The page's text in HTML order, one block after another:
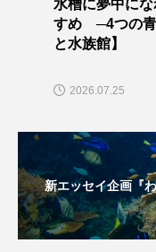
ホヤ ホンモロ
マテガイ ミ
ミナミギンガメアジ
水槽に夢中に
すめ ─4つの青
と水族館】
2026.07.25
新エッセイ企画『